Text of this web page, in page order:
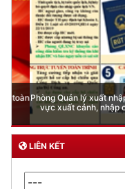
Phòng Quản lý xuất nhập
vực xuất cảnh, nhập
LIÊN KẾT